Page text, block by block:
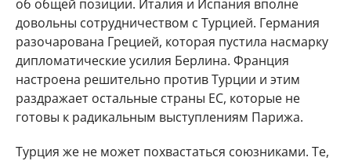
об общей позиции. Италия и Испания вполне
довольны сотрудничеством с Турцией. Германия
разочарована Грецией, которая пустила насмарку
дипломатические усилия Берлина. Франция
настроена решительно против Турции и этим
раздражает остальные страны ЕС, которые не
готовы к радикальным выступлениям Парижа.
Турция же не может похвастаться союзниками. Те,